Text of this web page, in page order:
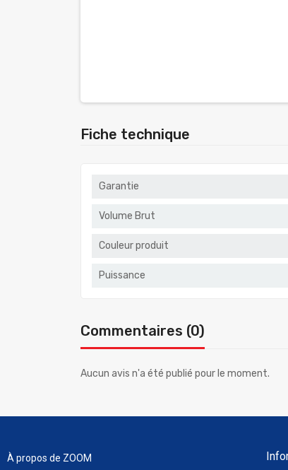
Fiche technique
Garantie
Volume Brut
Couleur produit
Puissance
Commentaires (0)
Aucun avis n'a été publié pour le moment.
À propos de ZOOM